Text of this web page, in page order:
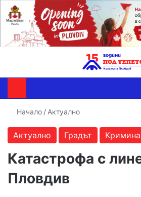
Начало / Актуално
Актуално Градът
Катастрофа с
Пловдив